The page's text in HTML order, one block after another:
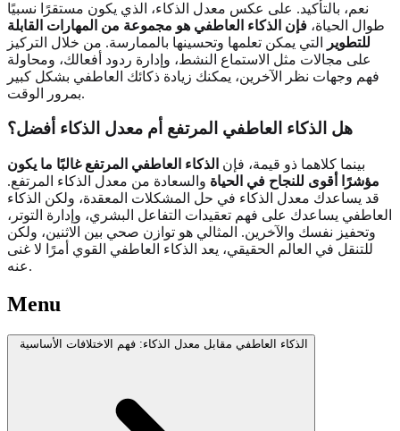
نعم، بالتأكيد. على عكس معدل الذكاء، الذي يكون مستقرًا نسبيًا
طوال الحياة، فإن الذكاء العاطفي هو مجموعة من المهارات القابلة
للتطوير
التي يمكن تعلمها وتحسينها بالممارسة. من خلال التركيز
على مجالات مثل الاستماع النشط، وإدارة ردود أفعالك، ومحاولة
فهم وجهات نظر الآخرين، يمكنك زيادة ذكائك العاطفي بشكل كبير
بمرور الوقت.
هل الذكاء العاطفي المرتفع أم معدل الذكاء أفضل؟
بينما كلاهما ذو قيمة، فإن الذكاء العاطفي المرتفع غالبًا ما يكون
مؤشرًا أقوى للنجاح في الحياة والسعادة من معدل الذكاء المرتفع.
قد يساعدك معدل الذكاء في حل المشكلات المعقدة، ولكن الذكاء
العاطفي يساعدك على فهم تعقيدات التفاعل البشري، وإدارة التوتر،
وتحفيز نفسك والآخرين. المثالي هو توازن صحي بين الاثنين، ولكن
للتنقل في العالم الحقيقي، يعد الذكاء العاطفي القوي أمرًا لا غنى
عنه.
Menu
الذكاء العاطفي مقابل معدل الذكاء: فهم الاختلافات الأساسية